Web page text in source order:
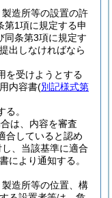
造所等の設置の許
第1項に規定する申
同条第3項に規定す
出しなければなら
を受けようとする
内容書(別記様式第
。
は、内容を審査
合していると認め
し、当該基準に適合
により通知する。
造所等の位置、構